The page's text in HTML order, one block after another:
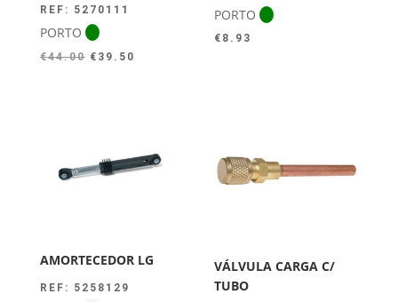
REF: 5270111
PORTO
€44.00 O
€ 39.50
PORTO
€ 8.93
AMORTECEDOR LG
REF: 5258129
VÁLVULA CARGA C/
TUBO